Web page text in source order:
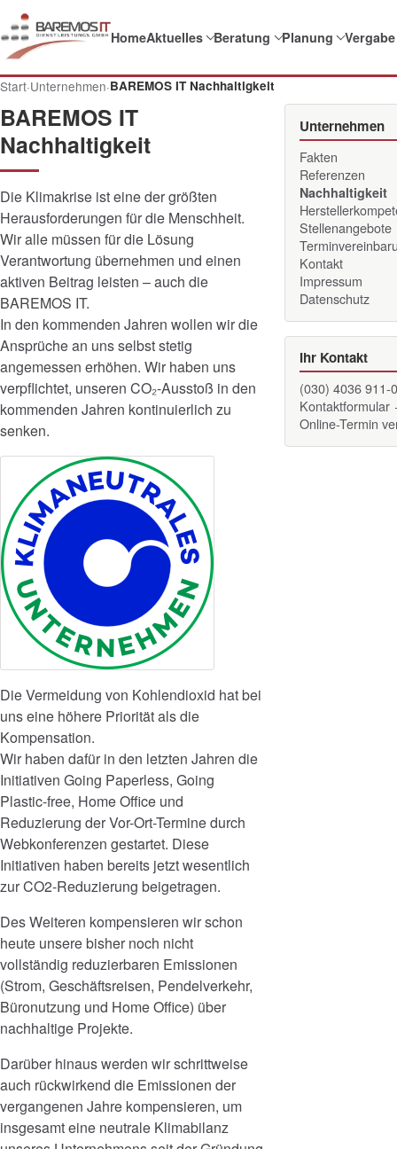
HomeAktuelles Beratung Planung Vergabe
Start·Unternehmen·BAREMOS IT Nachhaltigkeit
BAREMOS IT
Nachhaltigkeit
Die Klimakrise ist eine der größten
Herausforderungen für die Menschheit.
Wir alle müssen für die Lösung
Verantwortung übernehmen und einen
aktiven Beitrag leisten – auch die
BAREMOS IT.
In den kommenden Jahren wollen wir die
Ansprüche an uns selbst stetig
angemessen erhöhen. Wir haben uns
verpflichtet, unseren CO₂-Ausstoß in den
kommenden Jahren kontinuierlich zu
senken.
Die Vermeidung von Kohlendioxid hat bei
uns eine höhere Priorität als die
Kompensation.
Wir haben dafür in den letzten Jahren die
Initiativen Going Paperless, Going
Plastic-free, Home Office und
Reduzierung der Vor-Ort-Termine durch
Webkonferenzen gestartet. Diese
Initiativen haben bereits jetzt wesentlich
zur CO2-Reduzierung beigetragen.
Des Weiteren kompensieren wir schon
heute unsere bisher noch nicht
vollständig reduzierbaren Emissionen
(Strom, Geschäftsreisen, Pendelverkehr,
Büronutzung und Home Office) über
nachhaltige Projekte.
Darüber hinaus werden wir schrittweise
auch rückwirkend die Emissionen der
vergangenen Jahre kompensieren, um
insgesamt eine neutrale Klimabilanz
Unternehmen
Fakten
Referenzen
Nachhaltigkeit
Stellenangebote
Kontakt
Impressum
Datenschutz
Ihr Kontakt
(030) 4036 911-
Online-Termin